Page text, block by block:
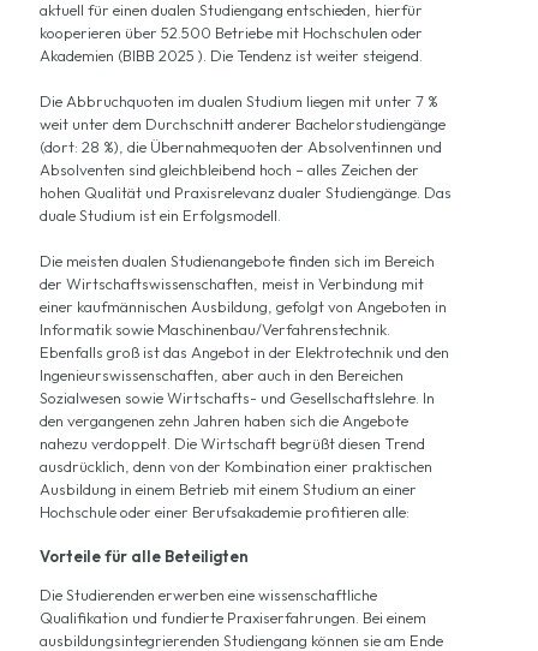
aktuell für einen dualen Studiengang entschieden, hierfür
kooperieren über 52.500 Betriebe mit Hochschulen oder
Akademien (BIBB 2025 ). Die Tendenz ist weiter steigend.
Die Abbruchquoten im dualen Studium liegen mit unter 7 %
weit unter dem Durchschnitt anderer Bachelorstudiengänge
(dort: 28 %), die Übernahmequoten der Absolventinnen und
Absolventen sind gleichbleibend hoch – alles Zeichen der
hohen Qualität und Praxisrelevanz dualer Studiengänge. Das
duale Studium ist ein Erfolgsmodell.
Die meisten dualen Studienangebote finden sich im Bereich
der Wirtschaftswissenschaften, meist in Verbindung mit
einer kaufmännischen Ausbildung, gefolgt von Angeboten in
Informatik sowie Maschinenbau/Verfahrenstechnik.
Ebenfalls groß ist das Angebot in der Elektrotechnik und den
Ingenieurswissenschaften, aber auch in den Bereichen
Sozialwesen sowie Wirtschafts- und Gesellschaftslehre. In
den vergangenen zehn Jahren haben sich die Angebote
nahezu verdoppelt. Die Wirtschaft begrüßt diesen Trend
ausdrücklich, denn von der Kombination einer praktischen
Ausbildung in einem Betrieb mit einem Studium an einer
Hochschule oder einer Berufsakademie profitieren alle:
Vorteile für alle Beteiligten
Die Studierenden erwerben eine wissenschaftliche
Qualifikation und fundierte Praxiserfahrungen. Bei einem
ausbildungsintegrierenden Studiengang können sie am Ende